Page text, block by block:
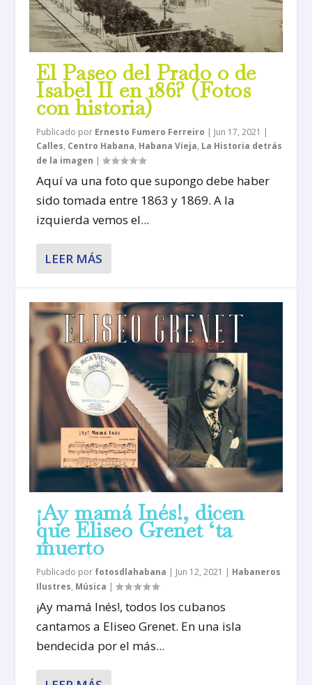
El Paseo del Prado o de
Isabel II en 186? (Fotos
con historia)
Publicado por Ernesto Fumero Ferreiro Jun 17, 2021
Calles, Centro Habana, Habana Vieja, La Historia detrás
de la imagen |
Aquí va una foto que supongo debe haber
sido tomada entre 1863 y 1869. A la
izquierda vemos el...
LEER MÁS
¡Ay mamá Inés!, dicen
que Eliseo Grenet ‘ta
muerto
Publicado por fotosdlahabana | Jun 12, 2021 | Habaneros
Ilustres, Música |
¡Ay mamá Inés!, todos los cubanos
cantamos a Eliseo Grenet. En una isla
bendecida por el más...